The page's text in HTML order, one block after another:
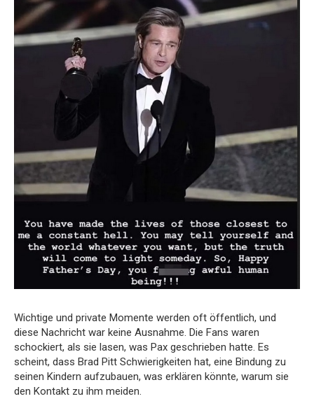
Wichtige und private Momente werden oft öffentlich, und
diese Nachricht war keine Ausnahme. Die Fans waren
schockiert, als sie lasen, was Pax geschrieben hatte. Es
scheint, dass Brad Pitt Schwierigkeiten hat, eine Bindung zu
seinen Kindern aufzubauen, was erklären könnte, warum sie
den Kontakt zu ihm meiden.